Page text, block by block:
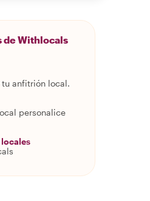
de Withlocals
tu anfitrión local.
personalice